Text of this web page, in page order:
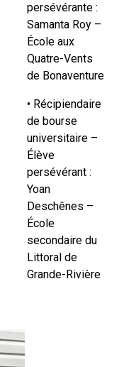
persévérante :
Samanta Roy –
École aux
Quatre-Vents
de Bonaventure
• Récipiendaire
de bourse
universitaire –
Élève
persévérant :
Yoan
Deschênes –
École
secondaire du
Littoral de
Grande-Rivière